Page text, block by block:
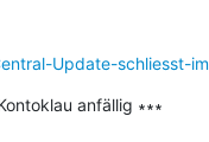
Update-schliesst-
anfällig ∗∗∗